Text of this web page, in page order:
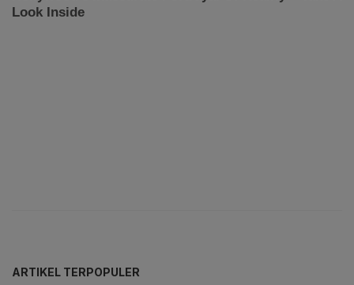
ARTIKEL TERPOPULER